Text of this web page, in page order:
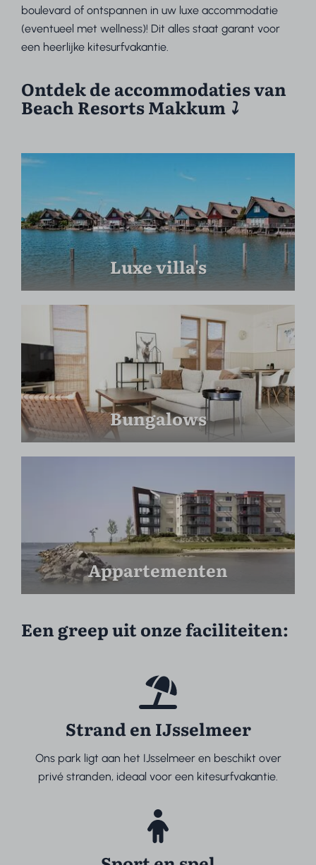
boulevard of ontspannen in uw luxe accommodatie
(eventueel met wellness)! Dit alles staat garant voor
een heerlijke kitesurfvakantie.
Ontdek de accommodaties van
Beach Resorts Makkum ⤵︎
Luxe villa's
Bungalows
Appartementen
Een greep uit onze faciliteiten:
Strand en IJsselmeer
Ons park ligt aan het IJsselmeer en beschikt over
privé stranden, ideaal voor een kitesurfvakantie.